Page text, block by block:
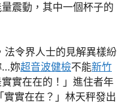
震動，其中一個杯子的
法令界人士的見解異樣紛
…妳超音波健檢不能新竹
實在在的！」進住者年
實在在？」林天秤發出